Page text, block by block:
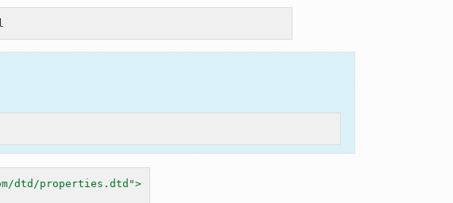
dtd/properties.dtd">